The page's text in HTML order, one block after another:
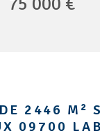
2446 M²
09700